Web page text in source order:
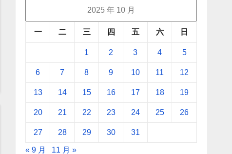
2025 年 10 月
一 二 三 四 五 六 日
1 2 3 4 5
6 7 8 9 10 11 12
13 14 15 16 17 18 19
20 21 22 23 24 25 26
27 28 29 30 31
« 9 月 11 月 »